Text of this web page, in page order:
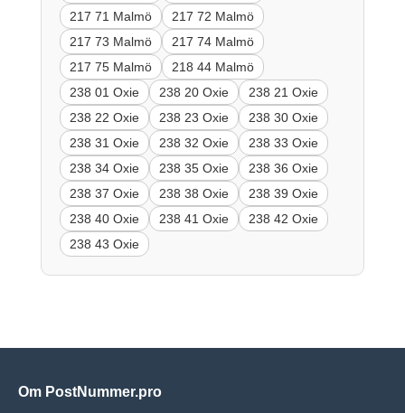
217 71 Malmö
217 72 Malmö
217 73 Malmö
217 74 Malmö
217 75 Malmö
218 44 Malmö
238 01 Oxie
238 20 Oxie
238 21 Oxie
238 22 Oxie
238 23 Oxie
238 30 Oxie
238 31 Oxie
238 32 Oxie
238 33 Oxie
238 34 Oxie
238 35 Oxie
238 36 Oxie
238 37 Oxie
238 38 Oxie
238 39 Oxie
238 40 Oxie
238 41 Oxie
238 42 Oxie
238 43 Oxie
Om PostNummer.pro